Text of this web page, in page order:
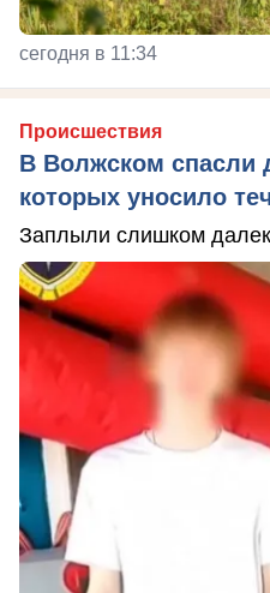
сегодня в 11:34
Происшествия
В Волжском спасли
которых уносило
Заплыли слишком